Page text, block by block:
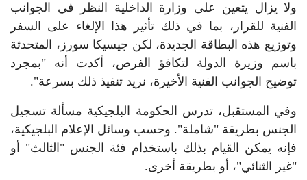
ولا يزال يتعين على وزارة الداخلية النظر في الجوانب
الفنية للقرار، بما في ذلك تأثير هذا الإلغاء على السفر
وتوزيع هذه البطاقة الجديدة، لكن جيسيكا سورز، المتحدثة
باسم وزيرة الدولة لتكافؤ الفرص، أكدت أنه "بمجرد
توضيح الجوانب الفنية الأخيرة، نريد تنفيذ ذلك بسرعة".
وفي المستقبل، تدرس الحكومة البلجيكية مسألة تسجيل
الجنس بطريقة "شاملة". وحسب وسائل الإعلام البلجيكية،
فإنه يمكن القيام بذلك باستخدام فئة الجنس "الثالث" أو
"غير الثنائي"، أو بطريقة أخرى.